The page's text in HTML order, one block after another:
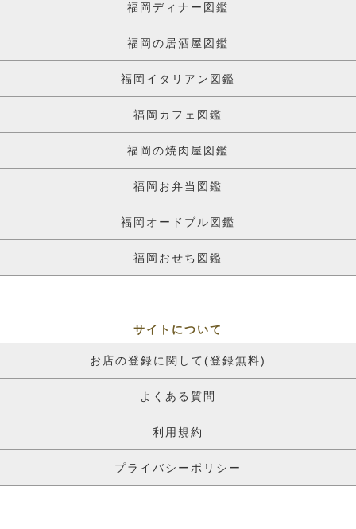
福岡ディナー図鑑
福岡の居酒屋図鑑
福岡イタリアン図鑑
福岡カフェ図鑑
福岡の焼肉屋図鑑
福岡お弁当図鑑
福岡オードブル図鑑
福岡おせち図鑑
サイトについて
お店の登録に関して(登録無料)
よくある質問
利用規約
プライバシーポリシー